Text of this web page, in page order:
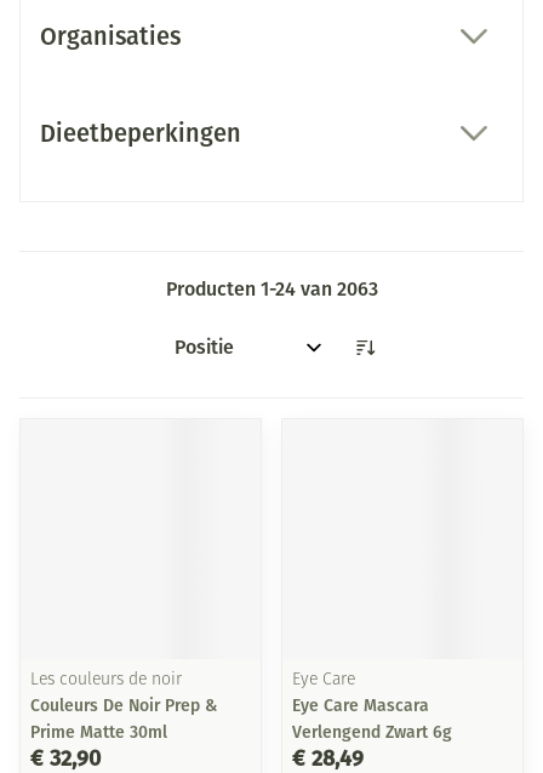
Organisaties
Dieetbeperkingen
Producten 1-24van 2063
Sorteer op:
Les couleurs de noir
Couleurs De Noir Prep &
Prime Matte 30ml
€ 32,90
Eye Care
Eye Care Mascara
Verlengend Zwart 6g
€ 28,49